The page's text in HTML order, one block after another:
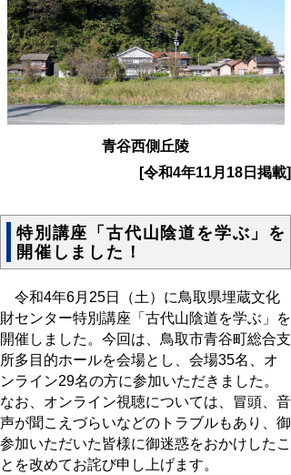
青谷西側丘陵
[令和4年11月18日掲載]
特別講座「古代山陰道を学ぶ」を
開催しました！
令和4年6月25日（土）に鳥取県埋蔵文化
財センター特別講座「古代山陰道を学ぶ」を
開催しました。今回は、鳥取市青谷町総合支
所多目的ホールを会場とし、会場35名、オ
ンライン29名の方に参加いただきました。
なお、オンライン視聴については、冒頭、音
声が聞こえづらいなどのトラブルもあり、御
参加いただいた皆様に御迷惑をおかけしたこ
とを改めてお詫び申し上げます。